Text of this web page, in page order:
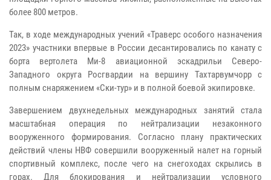
более 800 метров.
Так, в ходе международных учений «Траверс особого назначения
2023» участники впервые в России десантировались по канату с
борта вертолета Ми-8 авиационной эскадрильи Северо-
Западного округа Росгвардии на вершину Тахтарвумчорр с
полным снаряжением «Ски-тур» и в полной боевой экипировке.
Завершением двухнедельных международных занятий стала
масштабная операция по нейтрализации незаконного
вооруженного формирования. Согласно плану практических
действий члены НВФ совершили вооруженный налет на горный
спортивный комплекс, после чего на снегоходах скрылись в
горах. Для блокирования и нейтрализации условного